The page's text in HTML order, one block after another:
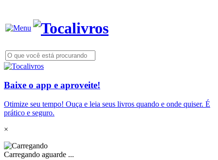
Baixe o app e aproveite!
Otimize seu tempo! Ouça e leia seus livros quando e onde quiser. É
prático e seguro.
×
Carregando aguarde ...